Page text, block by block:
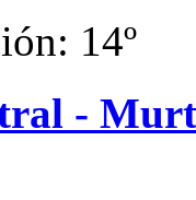
14º
-